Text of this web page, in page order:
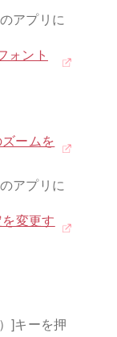
アプリに
ォント
ームを
アプリに
変更す
]キーを押